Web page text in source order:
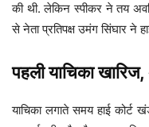
की थी. लेकिन स्पीकर ने तय
से नेता प्रतिपक्ष उमंग सिंघार ने
पहली याचिका
याचिका लगाते समय हाई कोर्ट